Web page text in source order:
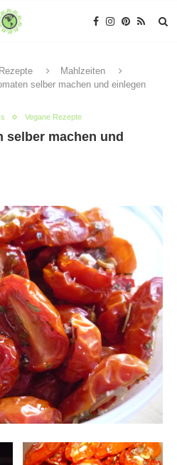
Mahlzeiten
selber machen und einlegen
Vegane Rezepte
selber machen und